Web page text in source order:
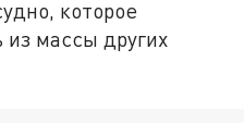
которое
массы других